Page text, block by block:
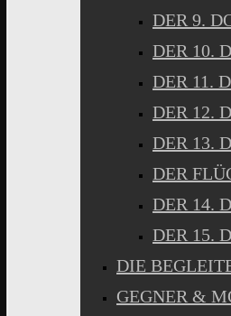
DER 9.
DER 10.
DER 11.
DER 12.
DER 13.
DER
DER 14.
DER 15.
DIE
GEGNER &